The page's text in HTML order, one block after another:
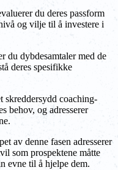
du deres passform
og vilje til å investere i
du dybdesamtaler med de
deres spesifikke
skreddersydd coaching-
behov, og adresserer
av denne fasen adresserer
som prospektene måtte
evne til å hjelpe dem.